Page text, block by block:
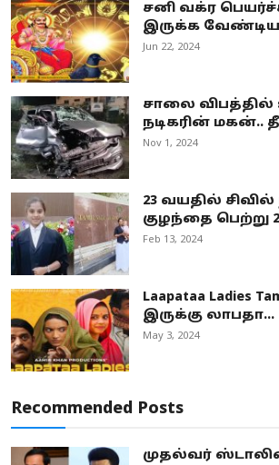
சனி வக்ர
இருக்க வேண்டிய
Jun 22, 2024
சாலை விபத்தில்
நடிகரின் மகன்..
Nov 1, 2024
23 வயதில் சிவில்
குழந்தை பெற்று
Feb 13, 2024
Laapataa Ladies
இருக்கு லாபதா...
May 3, 2024
Recommended Posts
முதல்வர்